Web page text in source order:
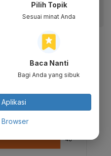
Pilih Topik
Sesuai minat Anda
Baca Nanti
Bagi Anda yang sibuk